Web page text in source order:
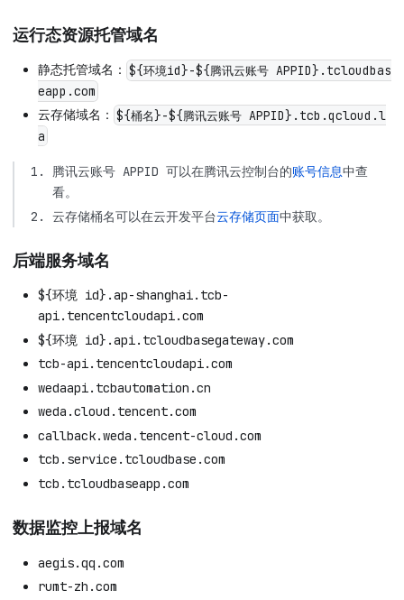
运行态资源托管域名
静态托管域名： ${环境id}-${腾讯云账号 APPID}.tcloudbas
eapp.com
云存储域名： ${桶名}-${腾讯云账号 APPID}.tcb.qcloud.l
a
腾讯云账号 APPID 可以在腾讯云控制台的账号信息中查
看。
云存储桶名可以在云开发平台云存储页面中获取。
后端服务域名
${环境 id}.ap-shanghai.tcb-
api.tencentcloudapi.com
${环境 id}.api.tcloudbasegateway.com
tcb-api.tencentcloudapi.com
wedaapi.tcbautomation.cn
weda.cloud.tencent.com
callback.weda.tencent-cloud.com
tcb.service.tcloudbase.com
tcb.tcloudbaseapp.com
数据监控上报域名
aegis.qq.com
rumt-zh.com